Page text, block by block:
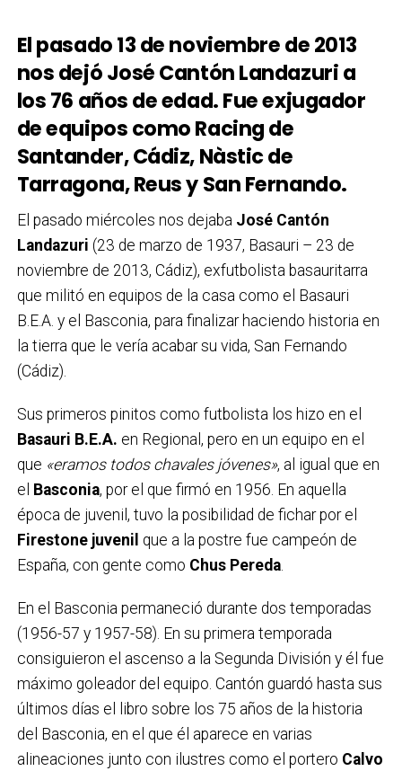
El pasado 13 de noviembre de 2013
nos dejó José Cantón Landazuri a
los 76 años de edad. Fue exjugador
de equipos como Racing de
Santander, Cádiz, Nàstic de
Tarragona, Reus y San Fernando.
El pasado miércoles nos dejaba José Cantón
Landazuri (23 de marzo de 1937, Basauri – 23 de
noviembre de 2013, Cádiz), exfutbolista basauritarra
que militó en equipos de la casa como el Basauri
B.E.A. y el Basconia, para finalizar haciendo historia en
la tierra que le vería acabar su vida, San Fernando
(Cádiz).
Sus primeros pinitos como futbolista los hizo en el
Basauri B.E.A. en Regional, pero en un equipo en el
que «eramos todos chavales jóvenes», al igual que en
el Basconia, por el que firmó en 1956. En aquella
época de juvenil, tuvo la posibilidad de fichar por el
Firestone juvenil que a la postre fue campeón de
España, con gente como Chus Pereda.
En el Basconia permaneció durante dos temporadas
(1956-57 y 1957-58). En su primera temporada
consiguieron el ascenso a la Segunda División y él fue
máximo goleador del equipo. Cantón guardó hasta sus
últimos días el libro sobre los 75 años de la historia
del Basconia, en el que él aparece en varias
alineaciones junto con ilustres como el portero Calvo